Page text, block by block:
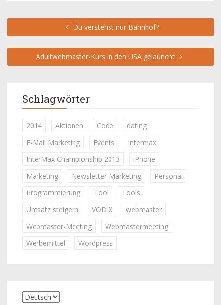
Du verstehst nur Bahnhof?
Adultwebmaster-Kurs in den USA gelauncht
Schlagwörter
2014 Aktionen Code
dating
E-Mail Marketing
Events
Intermax
InterMax Championship 2013
iPhone
Marketing
Newsletter-Marketing
Personal
Programmierung
Tool
Tools
Umsatz steigern
VODIX
webmaster
Webmaster-Meeting
Webmastermeeting
Werbemittel
Wordpress